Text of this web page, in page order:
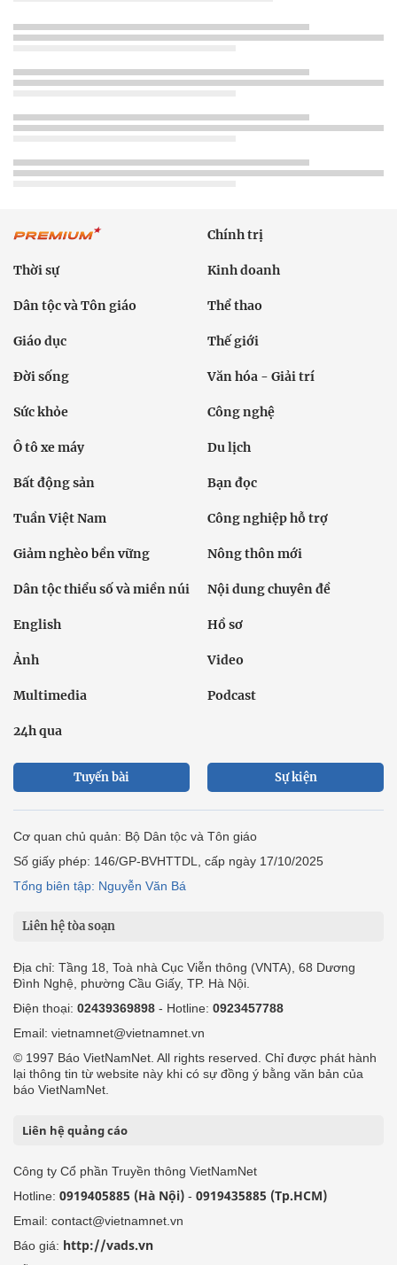
Chính trị
Thời sự Kinh doanh
Dân tộc và Tôn giáo Thể thao
Giáo dục Thế giới
Đời sống Văn hóa - Giải trí
Sức khỏe Công nghệ
Ô tô xe máy Du lịch
Bất động sản Bạn đọc
Tuần Việt Nam Công nghiệp hỗ trợ
Giảm nghèo bền vững Nông thôn mới
Dân tộc thiểu số và miền núi Nội dung chuyên đề
English Hồ sơ
Ảnh Video
Multimedia Podcast
24h qua
Tuyến bài Sự kiện
Cơ quan chủ quản: Bộ Dân tộc và Tôn giáo
Số giấy phép: 146/GP-BVHTTDL, cấp ngày 17/10/2025
Tổng biên tập: Nguyễn Văn Bá
Liên hệ tòa soạn
Địa chỉ: Tầng 18, Toà nhà Cục Viễn thông (VNTA), 68 Dương
Đình Nghệ, phường Cầu Giấy, TP. Hà Nội.
Điện thoại: 02439369898 - Hotline: 0923457788
Email: vietnamnet@vietnamnet.vn
© 1997 Báo VietNamNet. All rights reserved. Chỉ được phát hành
lại thông tin từ website này khi có sự đồng ý bằng văn bản của
báo VietNamNet.
Liên hệ quảng cáo
Công ty Cổ phần Truyền thông VietNamNet
Hotline: 0919405885 (Hà Nội) - 0919435885 (Tp.HCM)
Email: contact@vietnamnet.vn
Báo giá: http://vads.vn